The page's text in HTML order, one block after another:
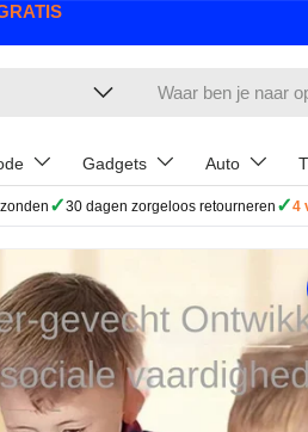
Gadgets Auto
✓30 dagen zorgeloos retourneren ✓4